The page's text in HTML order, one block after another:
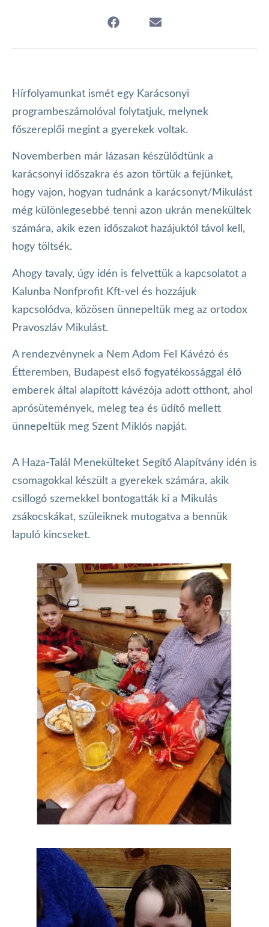
Hírfolyamunkat ismét egy Karácsonyi
programbeszámolóval folytatjuk, melynek
főszereplői megint a gyerekek voltak.
Novemberben már lázasan készülődtünk a
karácsonyi időszakra és azon törtük a fejünket,
hogy vajon, hogyan tudnánk a karácsonyt/Mikulást
még különlegesebbé tenni azon ukrán menekültek
számára, akik ezen időszakot hazájuktól távol kell,
hogy töltsék.
Ahogy tavaly, úgy idén is felvettük a kapcsolatot a
Kalunba Nonfprofit Kft-vel és hozzájuk
kapcsolódva, közösen ünnepeltük meg az ortodox
Pravoszláv Mikulást.
A rendezvénynek a Nem Adom Fel Kávézó és
Étteremben, Budapest első fogyatékossággal élő
emberek által alapított kávézója adott otthont, ahol
aprósütemények, meleg tea és üdítő mellett
ünnepeltük meg Szent Miklós napját.
A Haza-Talál Menekülteket Segítő Alapítvány idén is
csomagokkal készült a gyerekek számára, akik
csillogó szemekkel bontogatták ki a Mikulás
zsákocskákat, szüleiknek mutogatva a bennük
lapuló kincseket.